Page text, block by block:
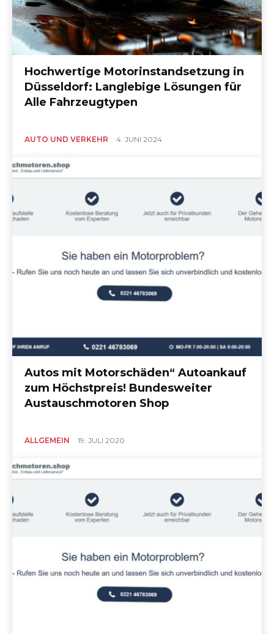
Hochwertige Motorinstandsetzung in
Düsseldorf: Langlebige Lösungen für
Alle Fahrzeugtypen
AUTO UND VERKEHR 4. JUNI 2024
Autos mit Motorschäden“ Autoankauf
zum Höchstpreis! Bundesweiter
Austauschmotoren Shop
ALLGEMEIN 19. JULI 2020